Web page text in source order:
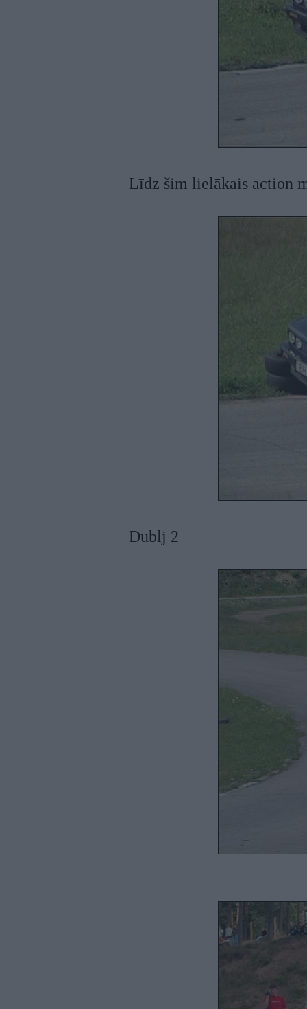
Līdz šim lielākais action
Dublj 2